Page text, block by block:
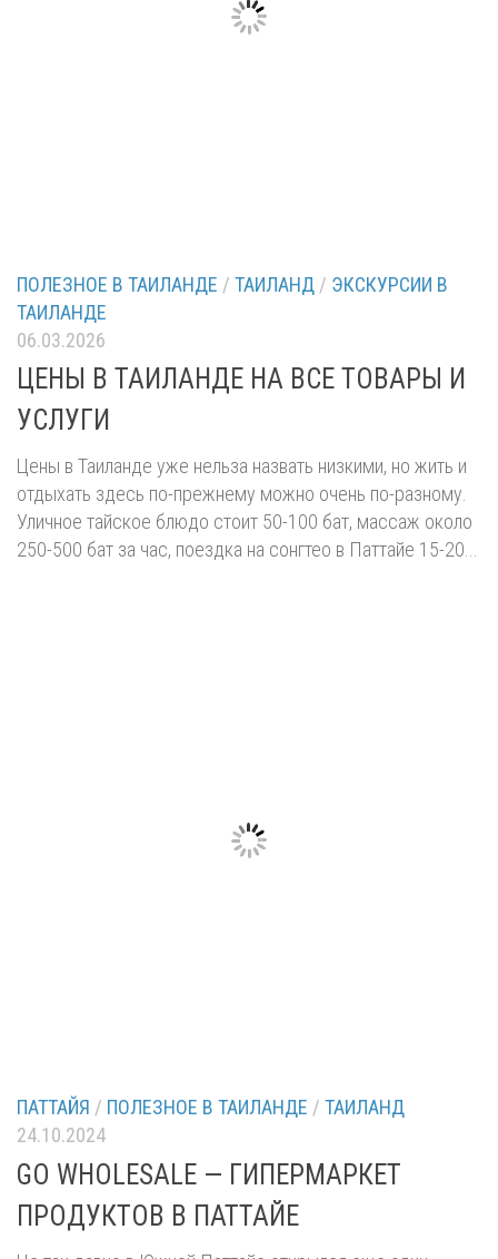
ПОЛЕЗНОЕ В ТАИЛАНДЕ / ТАИЛАНД / ЭКСКУРСИИ В
ТАИЛАНДЕ
06.03.2026
ЦЕНЫ В ТАИЛАНДЕ НА ВСЕ ТОВАРЫ И
УСЛУГИ
Цены в Таиланде уже нельза назвать низкими, но жить и
отдыхать здесь по-прежнему можно очень по-разному.
Уличное тайское блюдо стоит 50-100 бат, массаж около
250-500 бат за час, поездка на сонгтео в Паттайе 15-20...
ПАТТАЙЯ / ПОЛЕЗНОЕ В ТАИЛАНДЕ / ТАИЛАНД
24.10.2024
GO WHOLESALE — ГИПЕРМАРКЕТ
ПРОДУКТОВ В ПАТТАЙЕ